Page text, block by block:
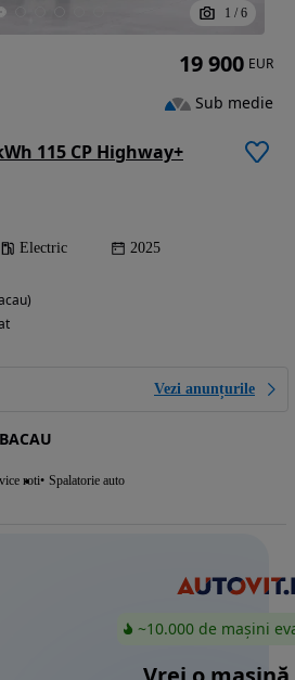
1 / 6
115 CP Highway+
Electric 2025
Vezi anunțurile
roti Spalatorie auto
19 900 EUR
Sub medie
~10.000 de mașini